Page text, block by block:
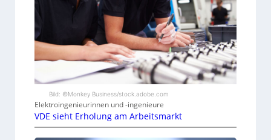
Bild: ©Monkey Business/stock.adobe.com
Elektroingenieurinnen und -ingenieure
VDE sieht Erholung am Arbeitsmarkt